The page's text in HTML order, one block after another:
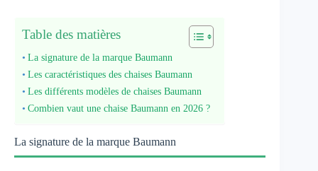
Table des matières
La signature de la marque Baumann
Les caractéristiques des chaises Baumann
Les différents modèles de chaises Baumann
Combien vaut une chaise Baumann en 2026 ?
La signature de la marque Baumann